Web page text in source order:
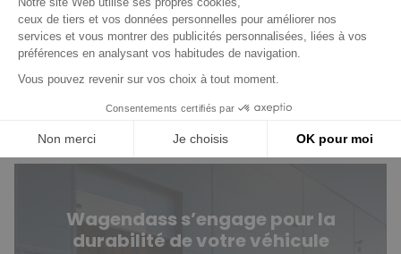
Vous avez des questions
?
Contactez-nous
Wagendass s’engage pour la
durabilité de votre véhicule